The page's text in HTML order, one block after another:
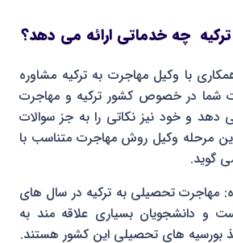
چه خدماتی ارائه می دهد؟
با وکیل مهاجرت به ترکیه مشاوره
شما در خصوص کشور ترکیه و مهاجرت
دهد و خود نیز نکاتی را به جز سوالات
مرحله وکیل روش مهاجرت متناسب با
گوید.
مهاجرت تحصیلی به ترکیه در سال های
و دانشجویان بسیاری علاقه مند به
بورسیه های تحصیلی این کشور هستند.